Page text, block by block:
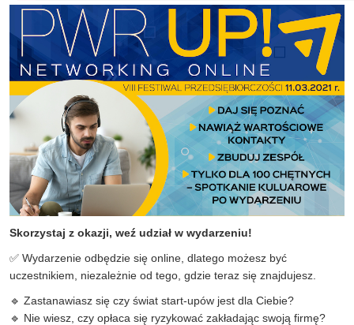
Skorzystaj z okazji, weź udział w wydarzeniu!
✅ Wydarzenie odbędzie się online, dlatego możesz być
uczestnikiem, niezależnie od tego, gdzie teraz się znajdujesz.
🔹 Zastanawiasz się czy świat start-upów jest dla Ciebie?
🔹 Nie wiesz, czy opłaca się ryzykować zakładając swoją firmę?